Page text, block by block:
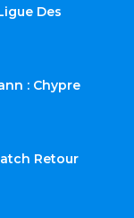
Des
: Chypre
Retour